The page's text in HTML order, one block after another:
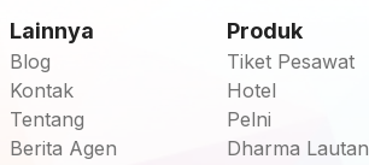
Lainnya
Blog
Kontak
Tentang
Berita Agen
Produk
Tiket Pesawat
Hotel
Pelni
Dharma Lautan